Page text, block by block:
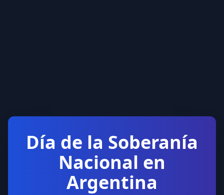
Día de la Soberanía
Nacional en
Argentina